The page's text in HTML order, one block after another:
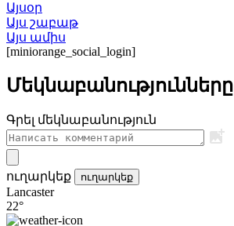
Այսօր
Այս շաբաթ
Այս ամիս
[miniorange_social_login]
Մեկնաբանությունները
Գրել մեկնաբանություն
ուղարկեք ուղարկեք
Lancaster
22°